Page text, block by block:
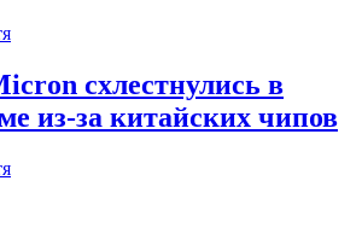
схлестнулись в
из-за китайских чипов